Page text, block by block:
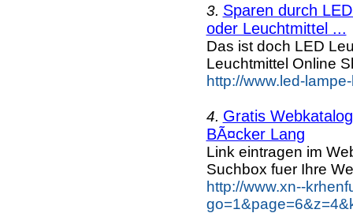
3. Sparen durch
oder Leuchtmittel ...
Das ist doch LED
Leuchtmittel Online
http://www.led-
4. Gratis
BÃ¤cker Lang
Link eintragen im
Suchbox fuer Ihre
http://www.xn--